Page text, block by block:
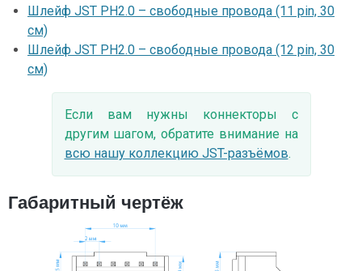
Шлейф JST PH2.0 – свободные провода (11 pin, 30
см)
Шлейф JST PH2.0 – свободные провода (12 pin, 30
см)
Если вам нужны коннекторы с
другим шагом, обратите внимание на
всю нашу коллекцию JST-разъёмов.
Габаритный чертёж